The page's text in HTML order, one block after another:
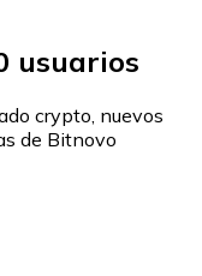
usuarios
crypto, nuevos
de Bitnovo